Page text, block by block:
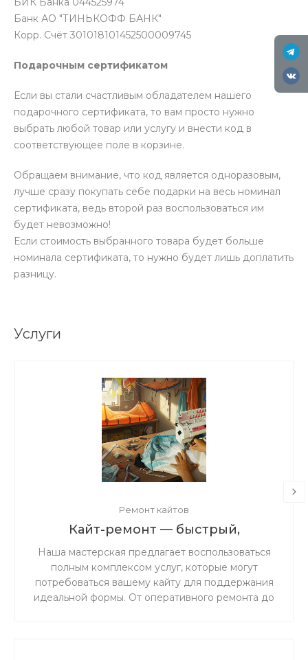
Банк АО "ТИНЬКОФФ БАНК"
Корр. Счёт 301018101452500009745
Подарочным сертификатом
Если вы стали счастливым обладателем нашего
подарочного сертификата, то вам просто нужно
выбрать любой товар или услугу и внести код в
соответствующее поле в корзине.
Обращаем внимание, что код является одноразовым,
лучше сразу покупать себе подарки на весь номинал
сертификата, ведь второй раз воспользоваться им
будет невозможно!
Если стоимость выбранного товара будет больше
номинала сертификата, то нужно будет лишь доплатить
разницу.
Услуги
Ремонт кайтов
Кайт-ремонт — быстрый,
надёжный, с душой.
Наша мастерская предлагает воспользоваться
полным комплексом услуг, которые могут
потребоваться вашему кайту для поддержания
идеальной формы. От оперативного ремонта до